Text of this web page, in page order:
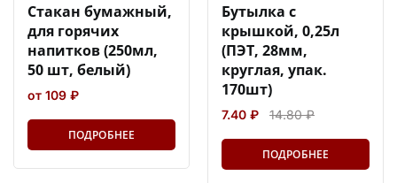
Стакан бумажный,
для горячих
напитков (250мл,
50 шт, белый)
от 109 ₽
ПОДРОБНЕЕ
Бутылка с
крышкой, 0,25л
(ПЭТ, 28мм,
круглая, упак.
170шт)
7.40 ₽ 14.80 ₽
ПОДРОБНЕЕ